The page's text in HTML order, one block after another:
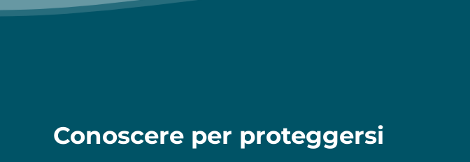
Conoscere per proteggersi